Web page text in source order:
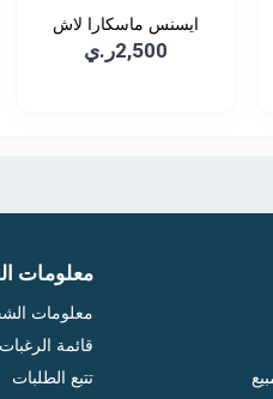
ايسنس ماسكارا لاش
برنسس...
2,500ر.ي
معلومات
معلومات
قائمة الرغبات
تتبع الطلبات